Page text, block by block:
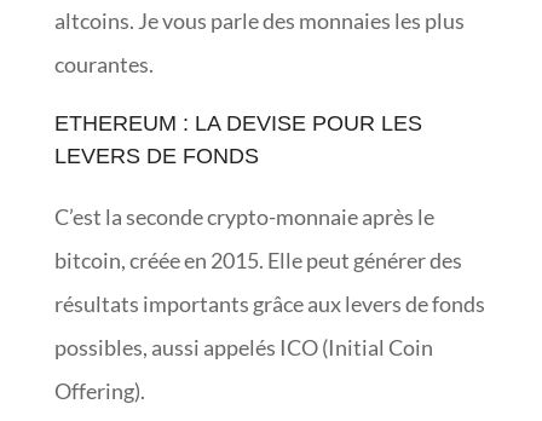
altcoins. Je vous parle des monnaies les plus
courantes.
ETHEREUM : LA DEVISE POUR LES
LEVERS DE FONDS
C’est la seconde crypto-monnaie après le
bitcoin, créée en 2015. Elle peut générer des
résultats importants grâce aux levers de fonds
possibles, aussi appelés ICO (Initial Coin
Offering).